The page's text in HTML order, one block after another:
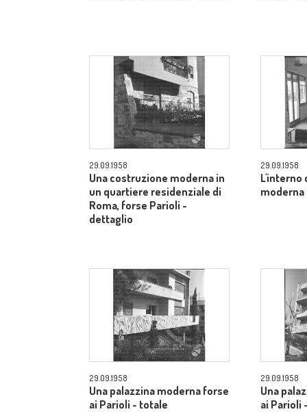
29.09.1958
Una costruzione moderna in
un quartiere residenziale di
Roma, forse Parioli -
dettaglio
29.09.1958
L'interno
29.09.1958
Una palazzina moderna forse
ai Parioli - totale
29.09.1958
Una
ai Parioli